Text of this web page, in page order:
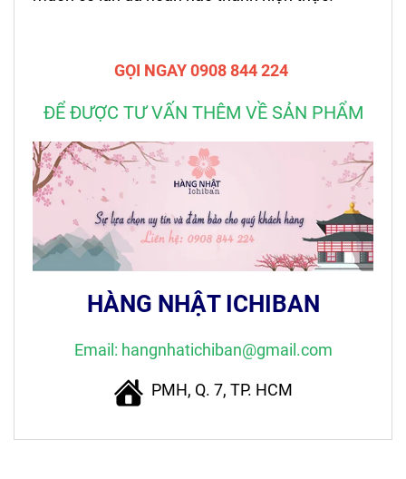
GỌI NGAY 0908 844 224
ĐỂ ĐƯỢC TƯ VẤN THÊM VỀ SẢN PHẨM
HÀNG NHẬT ICHIBAN
Email: hangnhatichiban@gmail.com
PMH, Q. 7, TP. HCM